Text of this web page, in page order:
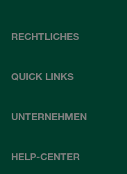
RECHTLICHES
QUICK LINKS
UNTERNEHMEN
HELP-CENTER